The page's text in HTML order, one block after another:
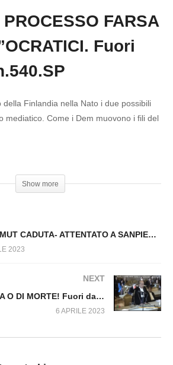
Copy Embed Code
PROCESSO FARSA
Fuori
della Finlandia nella Nato i due possibili
mediatico. Come i Dem muovono i fili del
Show more
BAKHMUT CADUTA- ATTENTATO A SANPIETROBURGO. Fuori dal Virus n.539.SP
2023
NEXT
QUI SI PARLA DI VITA O DI MORTE! Fuori dal Virus n.541.SP
6 APRILE 2023